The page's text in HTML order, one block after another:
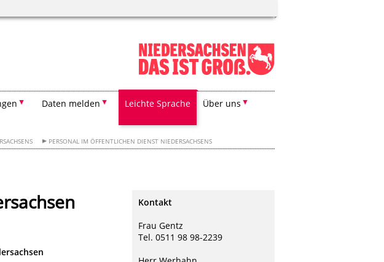
Daten melden Leichte Sprache Über uns
PERSONAL IM ÖFFENTLICHEN DIENST NIEDERSACHSENS
Kontakt
Frau Gentz
Tel. 0511 98 98-2239